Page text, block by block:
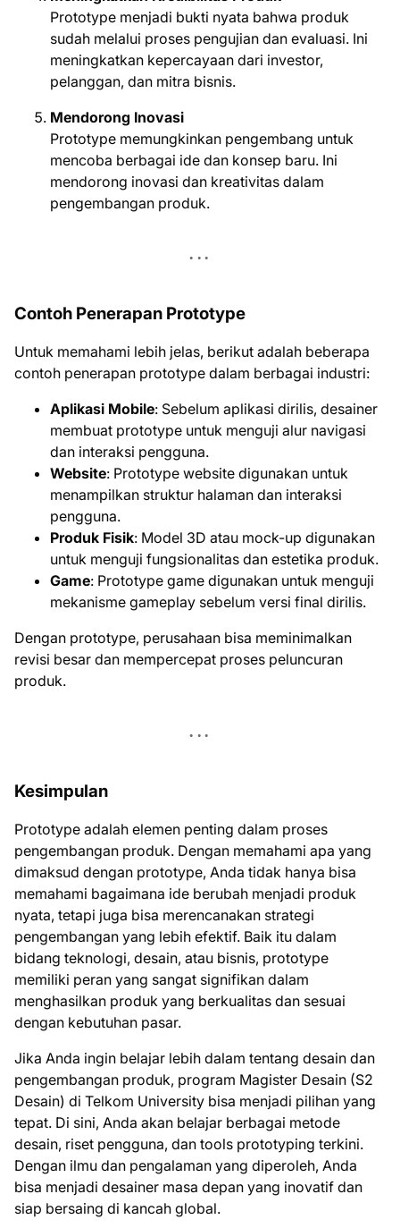
Prototype menjadi bukti nyata bahwa produk
sudah melalui proses pengujian dan evaluasi. Ini
meningkatkan kepercayaan dari investor,
pelanggan, dan mitra bisnis.
Mendorong Inovasi
Prototype memungkinkan pengembang untuk
mencoba berbagai ide dan konsep baru. Ini
mendorong inovasi dan kreativitas dalam
pengembangan produk.
Contoh Penerapan Prototype
Untuk memahami lebih jelas, berikut adalah beberapa
contoh penerapan prototype dalam berbagai industri:
Aplikasi Mobile: Sebelum aplikasi dirilis, desainer
membuat prototype untuk menguji alur navigasi
dan interaksi pengguna.
Website: Prototype website digunakan untuk
menampilkan struktur halaman dan interaksi
pengguna.
Produk Fisik: Model 3D atau mock-up digunakan
untuk menguji fungsionalitas dan estetika produk.
Game: Prototype game digunakan untuk menguji
mekanisme gameplay sebelum versi final dirilis.
Dengan prototype, perusahaan bisa meminimalkan
revisi besar dan mempercepat proses peluncuran
produk.
Kesimpulan
Prototype adalah elemen penting dalam proses
pengembangan produk. Dengan memahami apa yang
dimaksud dengan prototype, Anda tidak hanya bisa
memahami bagaimana ide berubah menjadi produk
nyata, tetapi juga bisa merencanakan strategi
pengembangan yang lebih efektif. Baik itu dalam
bidang teknologi, desain, atau bisnis, prototype
memiliki peran yang sangat signifikan dalam
menghasilkan produk yang berkualitas dan sesuai
dengan kebutuhan pasar.
Jika Anda ingin belajar lebih dalam tentang desain dan
pengembangan produk, program Magister Desain (S2
Desain) di Telkom University bisa menjadi pilihan yang
tepat. Di sini, Anda akan belajar berbagai metode
desain, riset pengguna, dan tools prototyping terkini.
Dengan ilmu dan pengalaman yang diperoleh, Anda
bisa menjadi desainer masa depan yang inovatif dan
siap bersaing di kancah global.